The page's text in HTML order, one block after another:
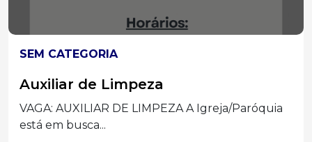
SEM CATEGORIA
Auxiliar de Limpeza
VAGA: AUXILIAR DE LIMPEZA A Igreja/Paróquia
está em busca...